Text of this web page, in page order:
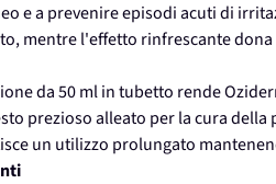
e a prevenire episodi acuti di
mentre l'effetto rinfrescante
da 50 ml in tubetto rende
prezioso alleato per la cura della
un utilizzo prolungato